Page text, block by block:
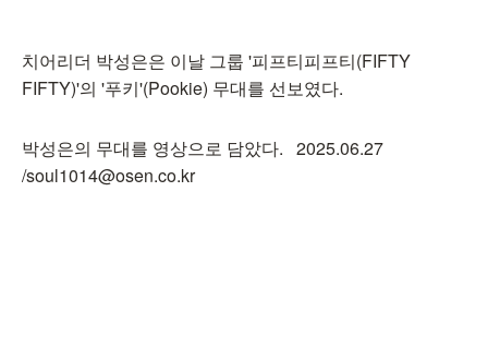
치어리더 박성은은 이날 그룹 '피프티피프티(FIFTY
FIFTY)'의 '푸키'(Pookie) 무대를 선보였다.
박성은의 무대를 영상으로 담았다. 2025.06.27
/soul1014@osen.co.kr